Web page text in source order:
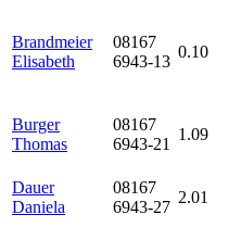
Brandmeier
Elisabeth
08167
6943-13
0.10
Burger
Thomas
08167
6943-21
1.09
Dauer
Daniela
08167
6943-27
2.01